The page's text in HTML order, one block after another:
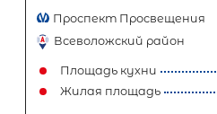
Площадь кухни